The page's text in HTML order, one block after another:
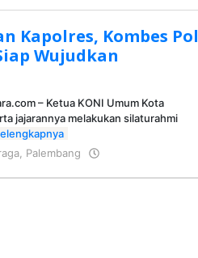
Kapolres, Kombes Pol
Wujudkan
– Ketua KONI Umum Kota
jajarannya melakukan silaturahmi
, Palembang